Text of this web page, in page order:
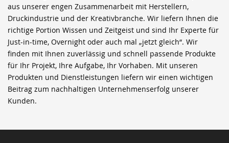
aus unserer engen Zusammenarbeit mit Herstellern,
Druckindustrie und der Kreativbranche. Wir liefern Ihnen die
richtige Portion Wissen und Zeitgeist und sind Ihr Experte für
Just-in-time, Overnight oder auch mal „jetzt gleich“. Wir
finden mit Ihnen zuverlässig und schnell passende Produkte
für Ihr Projekt, Ihre Aufgabe, Ihr Vorhaben. Mit unseren
Produkten und Dienstleistungen liefern wir einen wichtigen
Beitrag zum nachhaltigen Unternehmenserfolg unserer
Kunden.